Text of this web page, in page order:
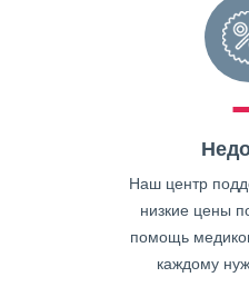
Наш центр
низкие цены
помощь
каждому